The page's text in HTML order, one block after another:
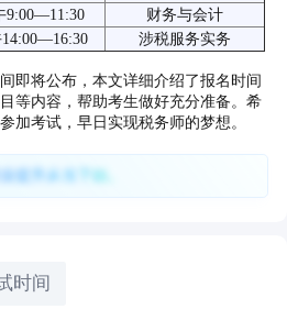
9:00—11:30
财务与会计
涉税服务实务
即将公布，本文详细介绍了报名时间
等内容，帮助考生做好充分准备。希
加考试，早日实现税务师的梦想。
提升从当下始。
时间